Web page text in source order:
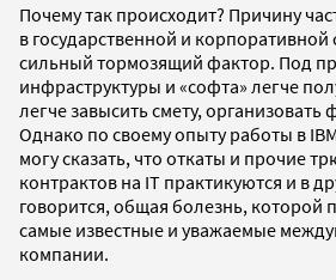
Почему так происходит? Причину
в государственной и корпоративной
сильный тормозящий фактор. Под
инфраструктуры и «софта» легче
легче завысить смету,
Однако по своему опыту работы в
могу сказать, что откаты и прочие
контрактов на IT практикуются и в
говорится, общая болезнь,
самые известные и уважаемые
компании.